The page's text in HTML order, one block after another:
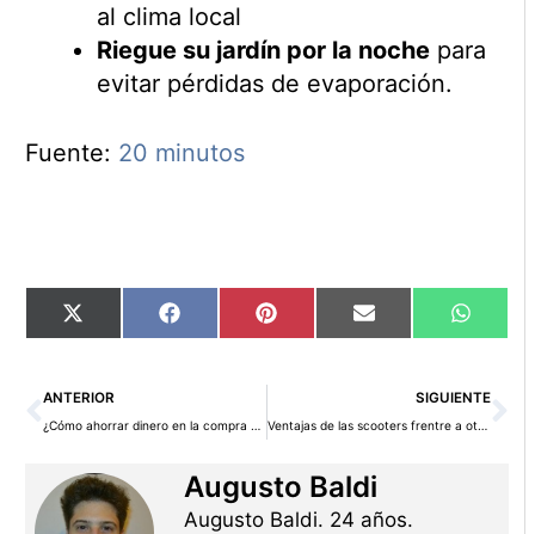
al clima local
Riegue su jardín por la nochepara
evitar pérdidas de evaporación.
Fuente: 20 minutos
Compartir
en
X
(Twitter)
Compartir
en
Facebook Compartir
en
Pinterest Compartir
en
Email
en
Ant
ANTERIOR
¿Cómo ahorrar dinero en la compra de útiles escolares?
SIGUIENTE
Ventajas de las scooters frentre a otros vehículos
Augusto Baldi
Augusto Baldi. 24 años.